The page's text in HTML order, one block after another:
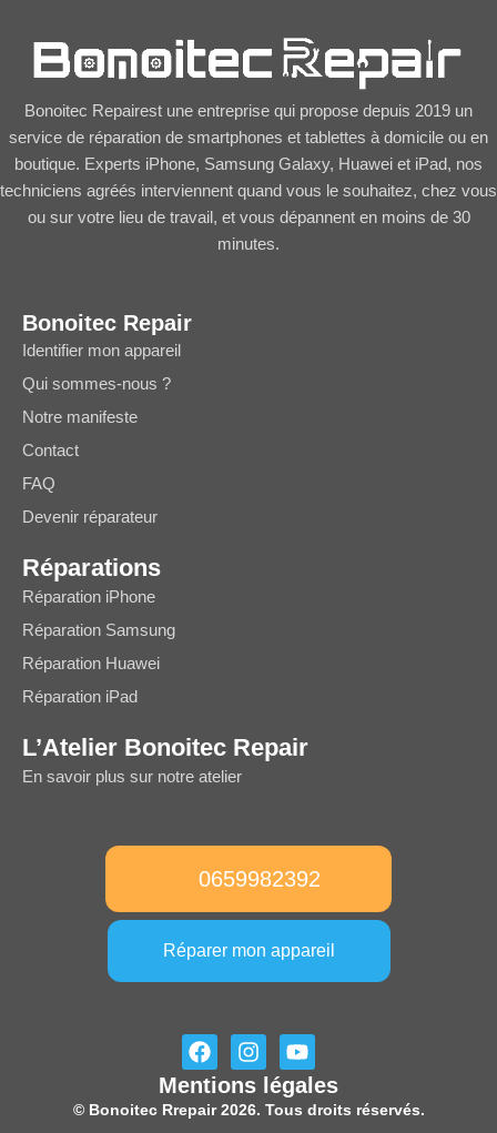
Bonoitec Repairest une entreprise qui propose depuis 2019 un
service de réparation de smartphones et tablettes à domicile ou en
boutique. Experts iPhone, Samsung Galaxy, Huawei et iPad, nos
techniciens agréés interviennent quand vous le souhaitez, chez vous
ou sur votre lieu de travail, et vous dépannent en moins de 30
minutes.
Bonoitec Repair
Identifier mon appareil
Qui sommes-nous ?
Notre manifeste
Contact
FAQ
Devenir réparateur
Réparations
Réparation iPhone
Réparation Samsung
Réparation Huawei
Réparation iPad
L’Atelier Bonoitec Repair
En savoir plus sur notre atelier
0659982392
Réparer mon appareil
F
a
c
e
I
n
s
t
Y
o
u
t
Mentions légales
© Bonoitec Rrepair 2026. Tous droits réservés.